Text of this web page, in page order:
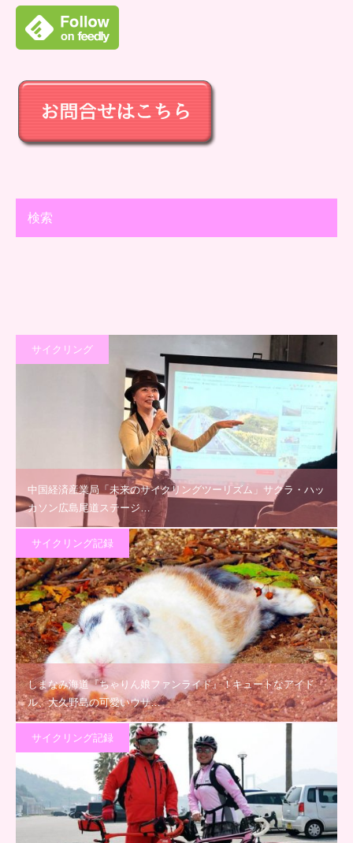
検索
サイクリング
中国経済産業局「未来のサイクリングツーリズム」サクラ・ハッ
カソン広島尾道ステージ…
サイクリング記録
しまなみ海道『ちゃりん娘ファンライド』！キュートなアイド
ル、大久野島の可愛いウサ…
サイクリング記録